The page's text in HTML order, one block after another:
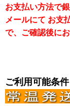
お支払い方法で
メールにて お支
で、ご確認後に
ご利用可能条件